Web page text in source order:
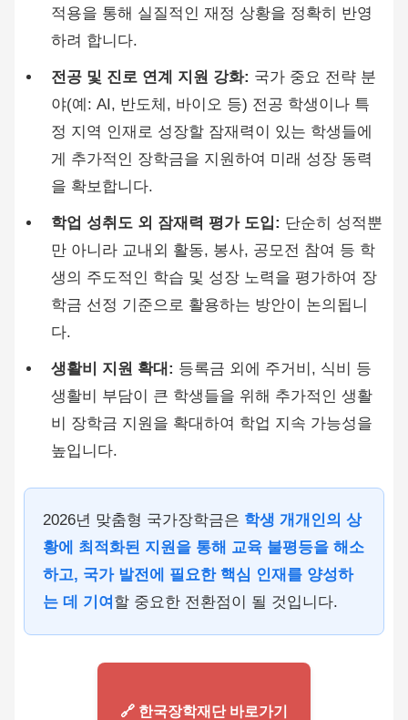
적용을 통해 실질적인 재정 상황을 정확히 반영
하려 합니다.
전공 및 진로 연계 지원 강화: 국가 중요 전략 분
야(예: AI, 반도체, 바이오 등) 전공 학생이나 특
정 지역 인재로 성장할 잠재력이 있는 학생들에
게 추가적인 장학금을 지원하여 미래 성장 동력
을 확보합니다.
학업 성취도 외 잠재력 평가 도입: 단순히 성적뿐
만 아니라 교내외 활동, 봉사, 공모전 참여 등 학
생의 주도적인 학습 및 성장 노력을 평가하여 장
학금 선정 기준으로 활용하는 방안이 논의됩니
다.
생활비 지원 확대: 등록금 외에 주거비, 식비 등
생활비 부담이 큰 학생들을 위해 추가적인 생활
비 장학금 지원을 확대하여 학업 지속 가능성을
높입니다.
2026년 맞춤형 국가장학금은 학생 개개인의 상
황에 최적화된 지원을 통해 교육 불평등을 해소
하고, 국가 발전에 필요한 핵심 인재를 양성하
는 데 기여 할 중요한 전환점이 될 것입니다.
🔗 한국장학재단 바로가기